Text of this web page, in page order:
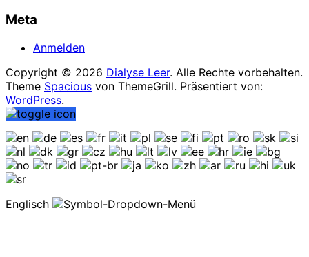
Meta
Anmelden
Copyright © 2026 Dialyse Leer. Alle Rechte vorbehalten.
Theme Spacious von ThemeGrill. Präsentiert von:
WordPress.
Englisch